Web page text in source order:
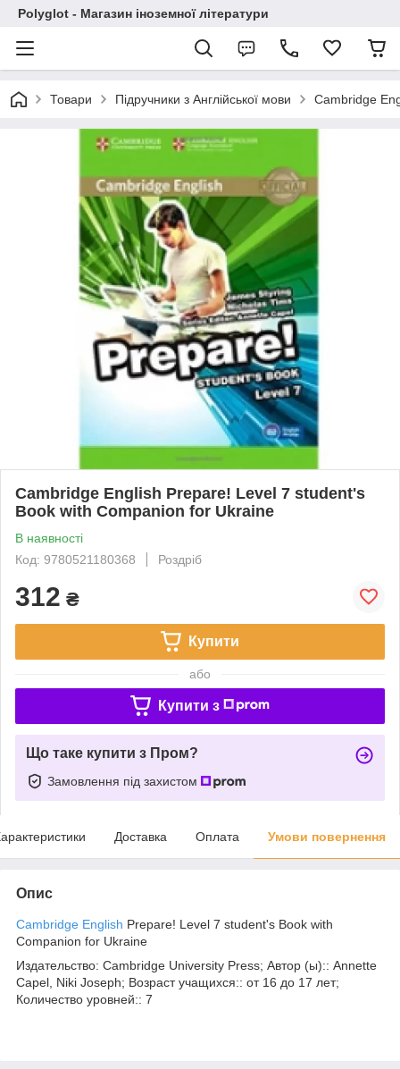
Polyglot - Магазин іноземної літератури
Товари Підручники з Англійської мови Cambridge
Cambridge English Prepare! Level 7 student's
Book with Companion for Ukraine
В наявності
Код: 9780521180368
Роздріб
312 ₴
Купити
або
Купити з
Що таке купити з Пром?
Замовлення під захистом
Доставка Оплата Умови повернення
Опис
Cambridge English Prepare! Level 7 student's Book with
Companion for Ukraine
Издательство: Cambridge University Press; Автор (ы):: Annette
Capel, Niki Joseph; Возраст учащихся:: от 16 до 17 лет;
Количество уровней:: 7